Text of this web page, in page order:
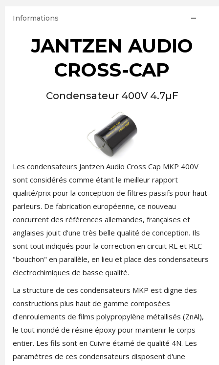
Informations
JANTZEN AUDIO
CROSS-CAP
Condensateur 400V 4.7µF
Les condensateurs Jantzen Audio Cross Cap MKP 400V
sont considérés comme étant le meilleur rapport
qualité/prix pour la conception de filtres passifs pour haut-
parleurs. De fabrication européenne, ce nouveau
concurrent des références allemandes, françaises et
anglaises jouit d'une très belle qualité de conception. Ils
sont tout indiqués pour la correction en circuit RL et RLC
"bouchon" en parallèle, en lieu et place des condensateurs
électrochimiques de basse qualité.
La structure de ces condensateurs MKP est digne des
constructions plus haut de gamme composées
d'enroulements de films polypropylène métallisés (ZnAl),
le tout inondé de résine époxy pour maintenir le corps
entier. Les fils sont en Cuivre étamé de qualité 4N. Les
paramètres de ces condensateurs disposent d'une